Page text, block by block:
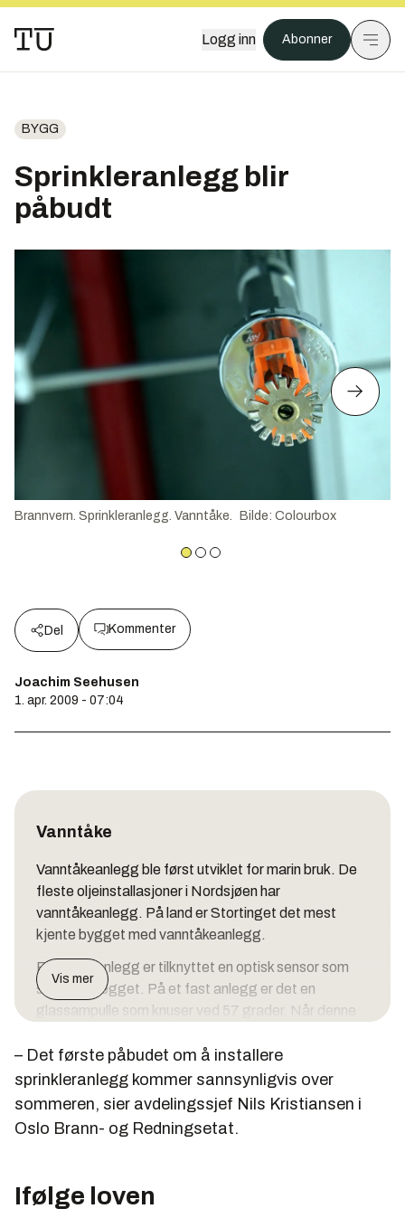
Logg inn Abonner
BYGG
Sprinkleranlegg blir
påbudt
Brannvern. Sprinkleranlegg. Vanntåke. Bilde: Colourbox
Del Kommenter
Joachim Seehusen
1. apr. 2009 - 07:04
Vanntåke
Vanntåkeanlegg ble først utviklet for marin bruk. De
fleste oljeinstallasjoner i Nordsjøen har
vanntåkeanlegg. På land er Stortinget det mest
kjente bygget med vanntåkeanlegg.
Et mobilt anlegg er tilknyttet en optisk sensor som
starter anlegget. På et fast anlegg er det en
glassampulle som knuser ved 57 grader. Når denne
anlegget starter automatisk.
Vanndråpene holder en størrelse fra 10 til 200 mikron.
Når de treffer flammene, ekspanderer hver dråpe
1700 ganger og tar oksygen som fører til at
Alle vanntåkeanlegg, både faste installasjoner og
mobile, krever strøm for å fungere. Normalt holder
Vis mer
– Det første påbudet om å installere
sprinkleranlegg kommer sannsynligvis over
sommeren, sier avdelingssjef Nils Kristiansen i
Oslo Brann- og Redningsetat.
Ifølge loven